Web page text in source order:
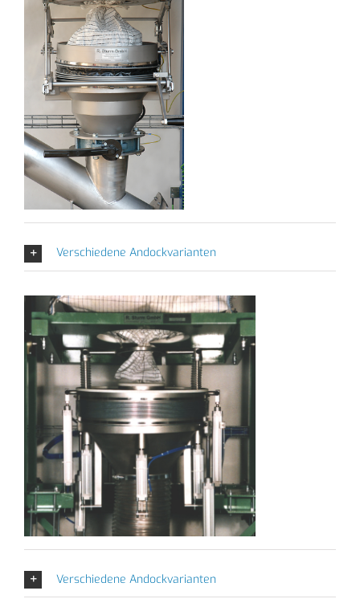
Verschiedene Andockvarianten
Verschiedene Andockvarianten